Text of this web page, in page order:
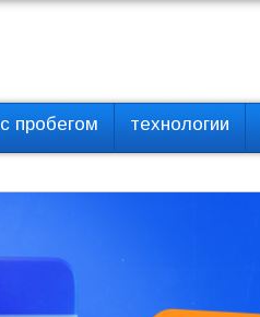
с пробегом технологии